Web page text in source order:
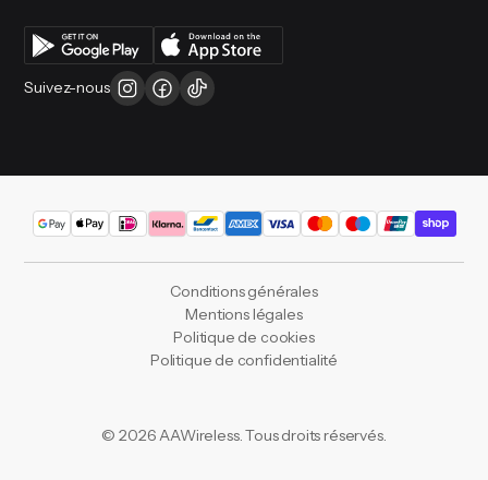
Suivez-nous
Conditions générales
Mentions légales
Politique de cookies
Politique de confidentialité
©2026AAWireless. Tous droits réservés.